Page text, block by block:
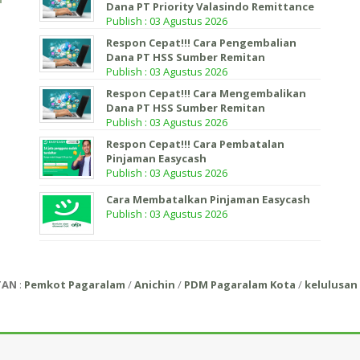
Dana PT Priority Valasindo Remittance
Publish : 03 Agustus 2026
Respon Cepat!!! Cara Pengembalian
Dana PT HSS Sumber Remitan
Publish : 03 Agustus 2026
Respon Cepat!!! Cara Mengembalikan
Dana PT HSS Sumber Remitan
Publish : 03 Agustus 2026
Respon Cepat!!! Cara Pembatalan
Pinjaman Easycash
Publish : 03 Agustus 2026
Cara Membatalkan Pinjaman Easycash
Publish : 03 Agustus 2026
: Pemkot Pagaralam /Anichin / PDM Pagaralam Kota / kelulusan